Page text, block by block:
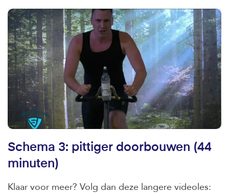
Schema 3: pittiger doorbouwen (44
minuten)
Klaar voor meer? Volg dan deze langere videoles: